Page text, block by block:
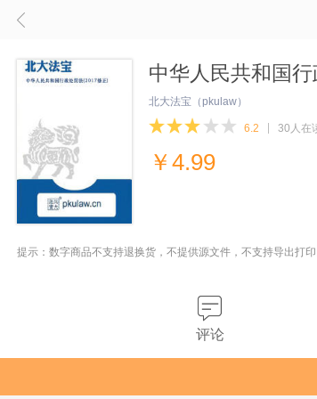
中华人民共和国
北大法宝（pkulaw）
6.2 30人在
￥4.99
提示：数字商品不支持退换货，不提供源文件，不支持导出打印
评论